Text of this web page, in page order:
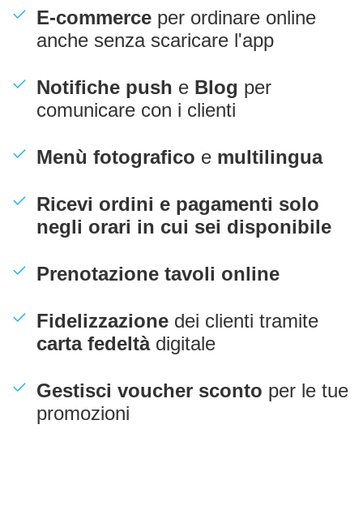
E-commerce per ordinare online
anche senza scaricare l'app
Notifiche push e Blog per
comunicare con i clienti
Menù fotografico e multilingua
Ricevi ordini e pagamenti solo
negli orari in cui sei disponibile
Prenotazione tavoli online
Fidelizzazione dei clienti tramite
carta fedeltàdigitale
Gestisci voucher sconto per le tue
promozioni